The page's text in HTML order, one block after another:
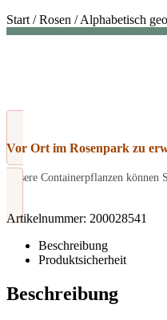
Start /Rosen /Alphabetisch
Vor Ort im Rosenpark zu
Unsere Containerpflanzen
Artikelnummer: 200028541
Beschreibung
Produktsicherheit
Beschreibung